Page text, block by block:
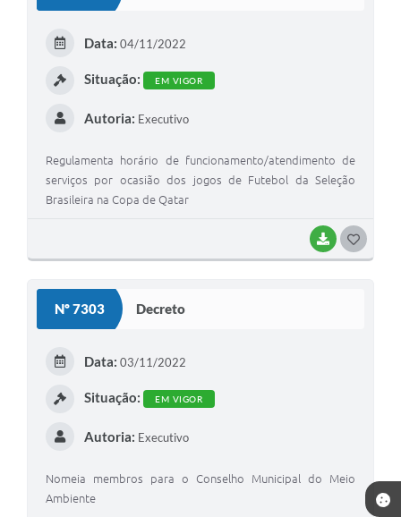
BAIXAR
Data: 04/11/2022
Situação: EM VIGOR
Autoria: Executivo
Regulamenta horário de funcionamento/atendimento de
serviços por ocasião dos jogos de Futebol da Seleção
Brasileira na Copa de Qatar
Nº 7303 Decreto
Data: 03/11/2022
Situação: EM VIGOR
Autoria: Executivo
Nomeia membros para o Conselho Municipal do Meio
Ambiente